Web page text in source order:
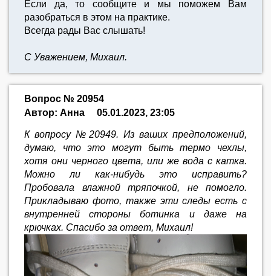
Если да, то сообщите и мы поможем Вам
разобраться в этом на практике.
Всегда рады Вас слышать!
С Уважением, Михаил.
Вопрос № 20954
Автор: Анна
05.01.2023, 23:05
К вопросу №20949. Из ваших предположений,
думаю, что это могут быть термо чехлы,
хотя они черного цвета, или же вода с катка.
Можно ли как-нибудь это исправить?
Пробовала влажной тряпочкой, не помогло.
Прикладываю фото, также эти следы есть с
внутренней стороны ботинка и даже на
крючках. Спасибо за ответ, Михаил!